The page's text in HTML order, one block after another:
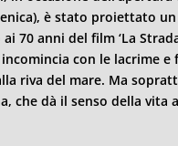
è stato proiettato un
70 anni del film ‘La
con le lacrime
riva del mare. Ma
che dà il senso della vita